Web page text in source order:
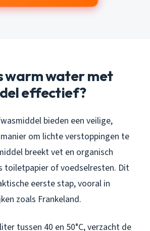
warm water met
effectief?
bieden een veilige,
om lichte verstoppingen te
breekt vet en organisch
toiletpapier of voedselresten. Dit
eerste stap, vooral in
zoals Frankeland.
tussen 40 en 50°C, verzacht de